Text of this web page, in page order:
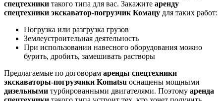
спецтехники такого типа для вас. Закажите аренду
спецтехники экскаватор-погрузчик Комацу для таких работ:
Погрузка или разгрузка грузов
Землеустроительная деятельность
При использовании навесного оборудования можно
бурить, дробить, замешивать растворы
Предлагаемые по договорам аренды спецтехники
экскаваторы-погрузчики Komatsu оснащены мощными
дизельными турбированными двигателями. Поэтому аренда